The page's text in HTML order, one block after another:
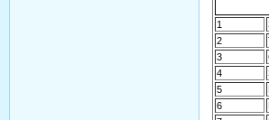
1
2
3
4
5
6